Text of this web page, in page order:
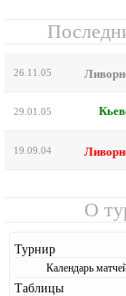
26.11.05
29.01.05
19.09.04
О
Турнир
Календарь
Таблицы